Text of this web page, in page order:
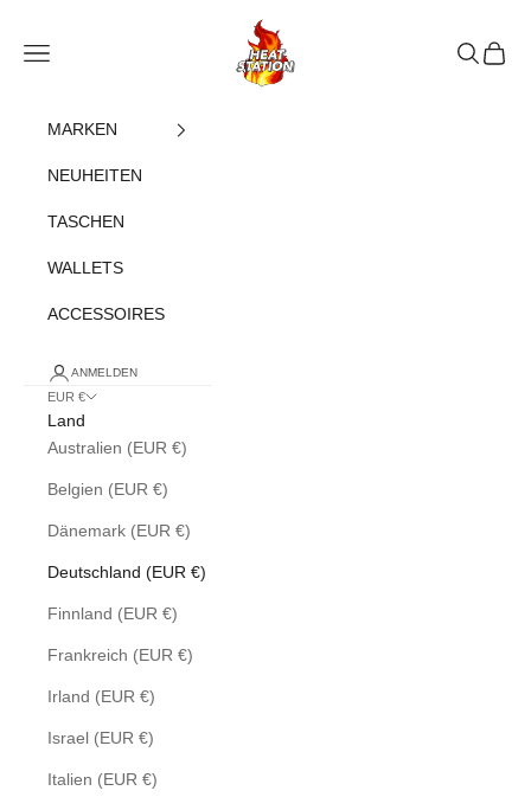
heatstation
Navigationsmenü öffnen
Suche
MARKEN
NEUHEITEN
TASCHEN
WALLETS
ACCESSOIRES
ANMELDEN
EUR €
Land
Australien (EUR €)
Belgien (EUR €)
Dänemark (EUR €)
Deutschland (EUR €)
Finnland (EUR €)
Frankreich (EUR €)
Irland (EUR €)
Israel (EUR €)
Italien (EUR €)